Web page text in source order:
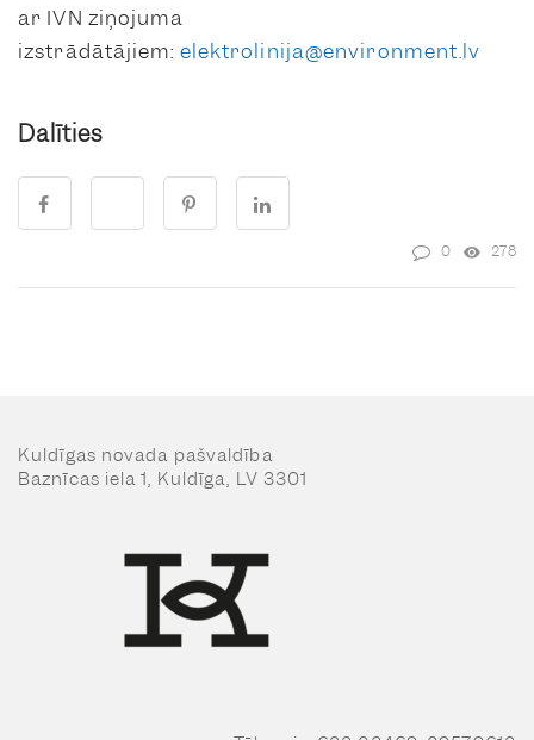
ar IVN ziņojuma
izstrādātājiem: elektrolinija@environment.lv
Dalīties
0 278
Kuldīgas novada pašvaldība
Baznīcas iela 1, Kuldīga, LV 3301